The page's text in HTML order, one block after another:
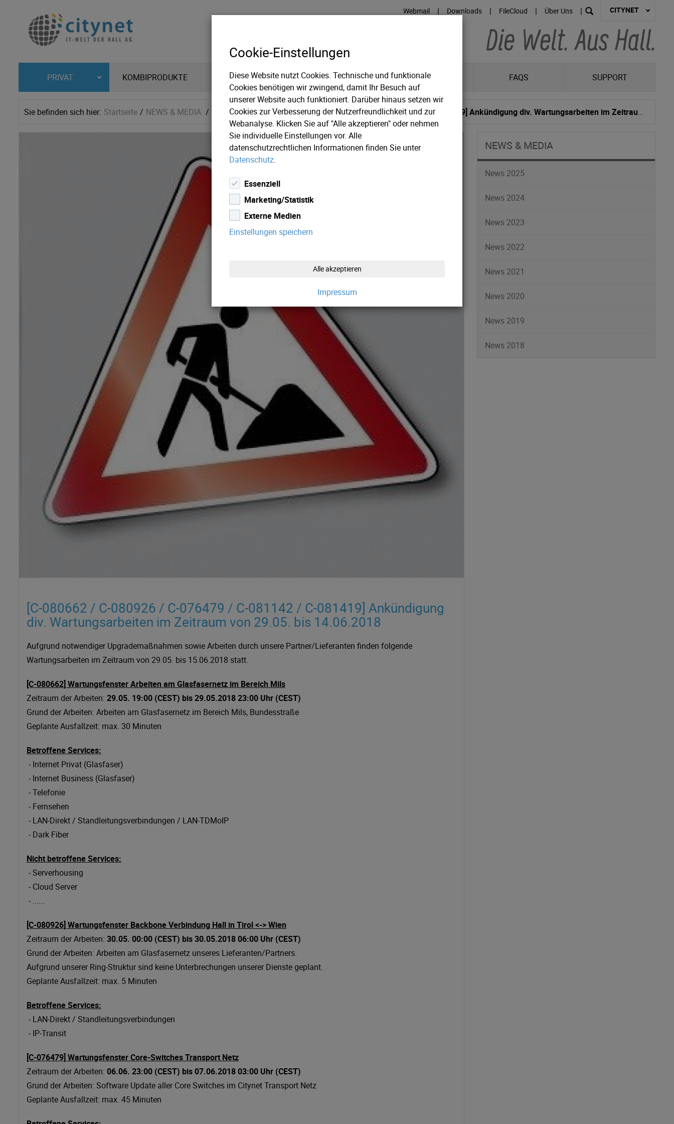
Webmail | Downloads | FileCloud | Über Uns | CITYNET
PRIVAT KOMBIPRODUKTE INTERNET TV GLASFASER FAQS SUPPORT
Sie befinden sich hier: Startseite NEWS & MEDIA News 2018 [C-080662 / C-080926 / C-076479 / C-081142 / C-081419] Ankündigung div. Wartungsarbeiten im Zeitraum von 29.05. bis 14.06.2018
[C-080662 / C-080926 / C-076479 / C-081142 / C-081419] Ankündigung
div. Wartungsarbeiten im Zeitraum von 29.05. bis 14.06.2018
Aufgrund notwendiger Upgrademaßnahmen sowie Arbeiten durch unsere Partner/Lieferanten finden folgende
Wartungsarbeiten im Zeitraum von 29.05. bis 15.06.2018 statt.
[C-080662] Wartungsfenster Arbeiten am Glasfasernetz im Bereich Mils
Zeitraum der Arbeiten: 29.05. 19:00 (CEST) bis 29.05.2018 23:00 Uhr (CEST)
Grund der Arbeiten: Arbeiten am Glasfasernetz im Bereich Mils, Bundesstraße
Geplante Ausfallzeit: max. 30 Minuten
Betroffene Services:
- Internet Privat (Glasfaser)
- Internet Business (Glasfaser)
- Telefonie
- Fernsehen
- LAN-Direkt / Standleitungsverbindungen / LAN-TDMoIP
- Dark Fiber
Nicht betroffene Services:
- Serverhousing
- Cloud Server
- ......
[C-080926] Wartungsfenster Backbone Verbindung Hall in Tirol <-> Wien
Zeitraum der Arbeiten: 30.05. 00:00 (CEST) bis 30.05.2018 06:00 Uhr (CEST)
Grund der Arbeiten: Arbeiten am Glasfasernetz unseres Lieferanten/Partners.
Aufgrund unserer Ring-Struktur sind keine Unterbrechungen unserer Dienste geplant.
Geplante Ausfallzeit: max. 5 Minuten
Betroffene Services:
- LAN-Direkt / Standleitungsverbindungen
- IP-Transit
[C-076479] Wartungsfenster Core-Switches Transport Netz
Zeitraum der Arbeiten: 06.06. 23:00 (CEST) bis 07.06.2018 03:00 Uhr (CEST)
Grund der Arbeiten: Software Update aller Core Switches im Citynet Transport Netz
Geplante Ausfallzeit: max. 45 Minuten
NEWS & MEDIA
News 2025
News 2024
News 2023
News 2022
News 2021
News 2020
News 2019
News 2018
Cookie-Einstellungen
Diese Website nutzt Cookies. Technische und funktionale
Cookies benötigen wir zwingend, damit Ihr Besuch auf
unserer Website auch funktioniert. Darüber hinaus setzen wir
Cookies zur Verbesserung der Nutzerfreundlichkeit und zur
Webanalyse. Klicken Sie auf "Alle akzeptieren" oder nehmen
Sie individuelle Einstellungen vor. Alle
datenschutzrechtlichen Informationen finden Sie unter
Datenschutz.
Essenziell
Marketing/Statistik
Externe Medien
Einstellungen speichern
Alle akzeptieren
Impressum